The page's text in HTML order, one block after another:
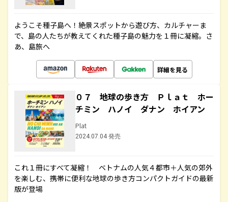
ようこそ種子島へ！絶景スポットから遊び方、カルチャーま
で、島の人たちが教えてくれた種子島の魅力を１冊に凝縮。さ
あ、島旅へ
詳細を見る
０７ 地球の歩き方 Ｐｌａｔ ホー
チミン ハノイ ダナン ホイアン
Plat
2024.07.04 発売
これ１冊にすべて凝縮！ ベトナムの人気４都市＋人気の郊外
を楽しむ、携帯に便利な地球の歩き方コンパクトガイドの最新
版が登場